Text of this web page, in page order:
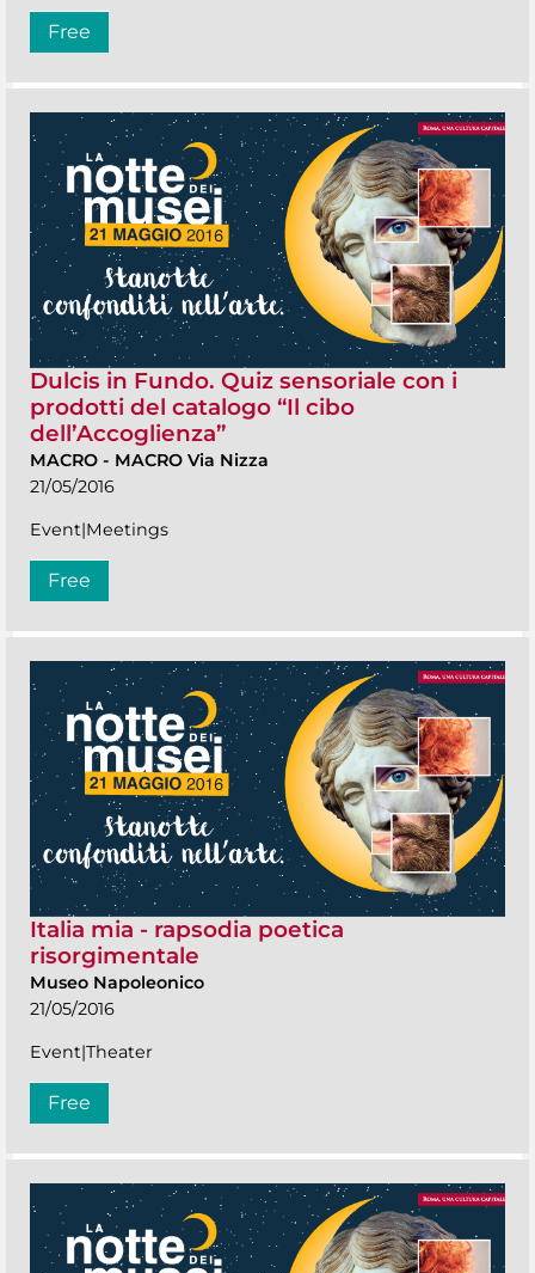
Free
Dulcis in Fundo. Quiz sensoriale con i
prodotti del catalogo “Il cibo
dell’Accoglienza”
MACRO - MACRO Via Nizza
21/05/2016
Event|Meetings
Free
Italia mia - rapsodia poetica
risorgimentale
Museo Napoleonico
21/05/2016
Event|Theater
Free